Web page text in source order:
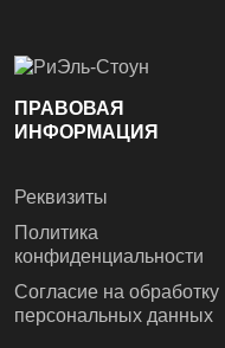
ПРАВОВАЯ
ИНФОРМАЦИЯ
Реквизиты
Политика
конфиденциальности
Согласие на обработку
персональных данных